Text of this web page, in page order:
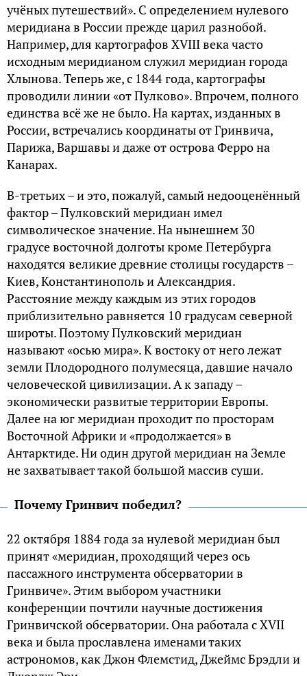
учёных путешествий». С определением нулевого
меридиана в России прежде царил разнобой.
Например, для картографов XVIII века часто
исходным меридианом служил меридиан города
Хлынова. Теперь же, с 1844 года, картографы
проводили линии «от Пулково». Впрочем, полного
единства всё же не было. На картах, изданных в
России, встречались координаты от Гринвича,
Парижа, Варшавы и даже от острова Ферро на
Канарах.
В-третьих – и это, пожалуй, самый недооценённый
фактор – Пулковский меридиан имел
символическое значение. На нынешнем 30
градусе восточной долготы кроме Петербурга
находятся великие древние столицы государств –
Киев, Константинополь и Александрия.
Расстояние между каждым из этих городов
приблизительно равняется 10 градусам северной
широты. Поэтому Пулковский меридиан
называют «осью мира». К востоку от него лежат
земли Плодородного полумесяца, давшие начало
человеческой цивилизации. А к западу –
экономически развитые территории Европы.
Далее на юг меридиан проходит по просторам
Восточной Африки и «продолжается» в
Антарктиде. Ни один другой меридиан на Земле
не захватывает такой большой массив суши.
Почему Гринвич победил?
22 октября 1884 года за нулевой меридиан был
принят «меридиан, проходящий через ось
пассажного инструмента обсерватории в
Гринвиче». Этим выбором участники
конференции почтили научные достижения
Гринвичской обсерватории. Она работала с XVII
века и была прославлена именами таких
астрономов, как Джон Флемстид, Джеймс Брэдли и